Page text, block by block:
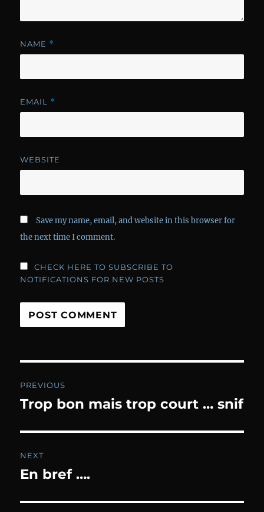
NAME *
EMAIL *
WEBSITE
Save my name, email, and website in this browser for
the next time I comment.
CHECK HERE TO SUBSCRIBE TO
NOTIFICATIONS FOR NEW POSTS
navigation
PREVIOUS
Previous
Trop bon mais trop court … snif
NEXT
Next
En bref ….